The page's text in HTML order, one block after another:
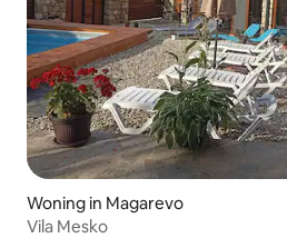
Woning in Magarevo
Vila Mesko